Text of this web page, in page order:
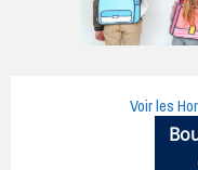
Voir les